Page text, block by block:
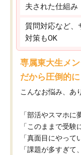
夫された仕組み
質問対応など、
対策もOK
専属東大生メ
だから圧倒的に
こんなお悩み、あ
「部活やスマホに
「このままで受験
「真面目にやって
「課題が多すぎ